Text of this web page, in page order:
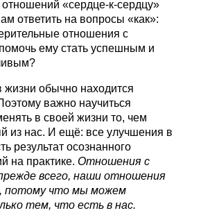
«сердце-к-сердцу»
ответить на вопросы «как»:
отношения с
ему стать успешным и
обычно находится
важно научиться
в своей жизни то, чем
из нас. И ещё: все улучшения в
результат осознанного
на практике.Отношения с
всего, наши отношения
потому что мы можем
тем, что есть в нас.